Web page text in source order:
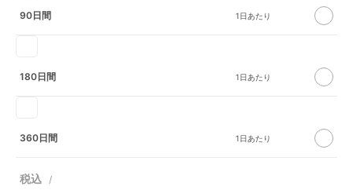
90日間
180日間
360日間